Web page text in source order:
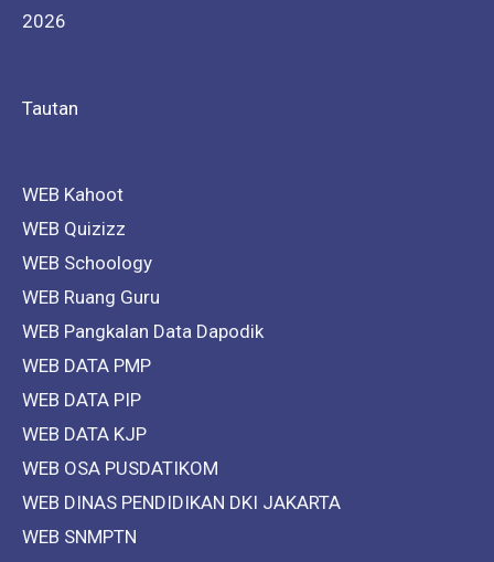
2026
Tautan
WEB Kahoot
WEB Quizizz
WEB Schoology
WEB Ruang Guru
WEB Pangkalan Data Dapodik
WEB DATA PMP
WEB DATA PIP
WEB DATA KJP
WEB OSA PUSDATIKOM
WEB DINAS PENDIDIKAN DKI JAKARTA
WEB SNMPTN